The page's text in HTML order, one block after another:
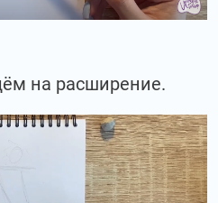
на расширение.